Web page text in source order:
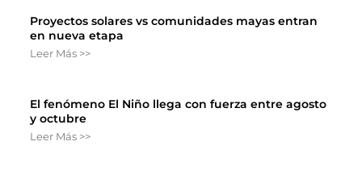
Proyectos solares vs comunidades mayas entran
en nueva etapa
Leer Más >>
El fenómeno El Niño llega con fuerza entre agosto
y octubre
Leer Más >>